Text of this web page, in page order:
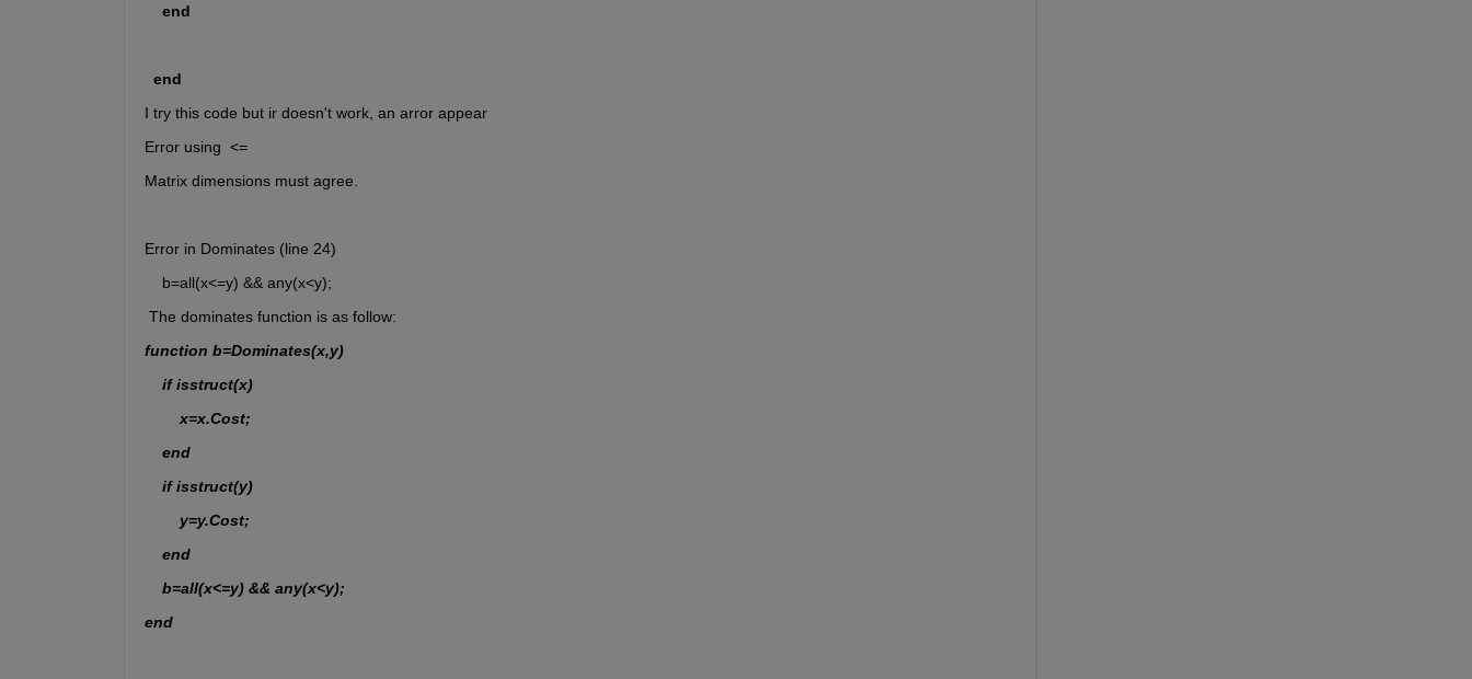
    end
  end
I try this code but ir doesn't work, an arror appear
Error using  <=
Matrix dimensions must agree.
Error in Dominates (line 24)
    b=all(x<=y) && any(x<y);
The dominates function is as follow:
function b=Dominates(x,y)
    if isstruct(x)
        x=x.Cost;
    end
    if isstruct(y)
        y=y.Cost;
    end
    b=all(x<=y) && any(x<y);
end